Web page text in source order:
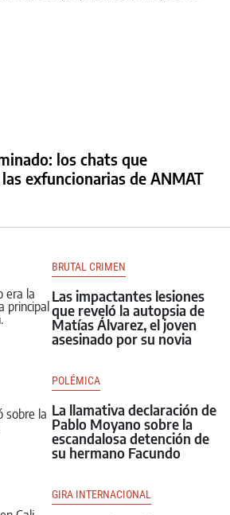
los chats que
exfuncionarias de ANMAT
BRUTAL CRIMEN
Las impactantes lesiones
que reveló la autopsia de
Matías Álvarez, el joven
asesinado por su novia
POLÉMICA
La llamativa declaración de
Pablo Moyano sobre la
escandalosa detención de
su hermano Facundo
GIRA INTERNACIONAL